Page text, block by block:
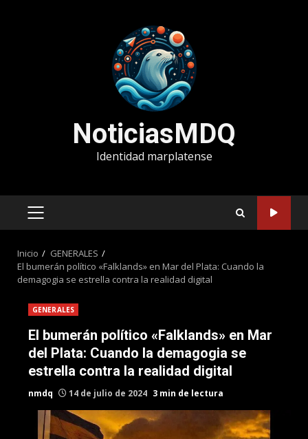
NoticiasMDQ
Identidad marplatense
MENÚ
Inicio
GENERALES
El bumerán político «Falklands» en Mar del Plata: Cuando la
demagogia se estrella contra la realidad digital
GENERALES
El bumerán político «Falklands» en Mar
del Plata: Cuando la demagogia se
estrella contra la realidad digital
nmdq 14 de julio de 2024 3 min de lectura